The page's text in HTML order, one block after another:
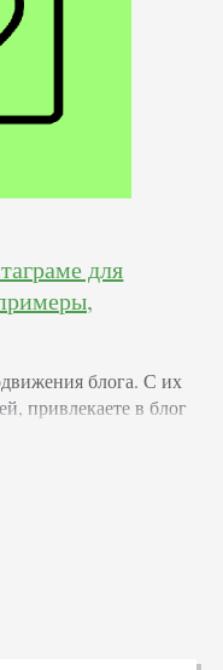
для
блога. С их
привлекаете в блог
за то, что они тем
пользователям.
чередовать…